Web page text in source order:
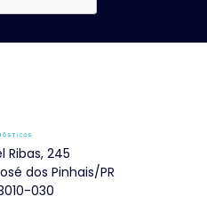
Ribas, 245
dos Pinhais/PR
030